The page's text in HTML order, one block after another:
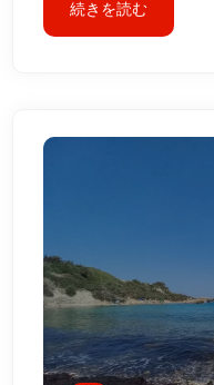
続きを読む